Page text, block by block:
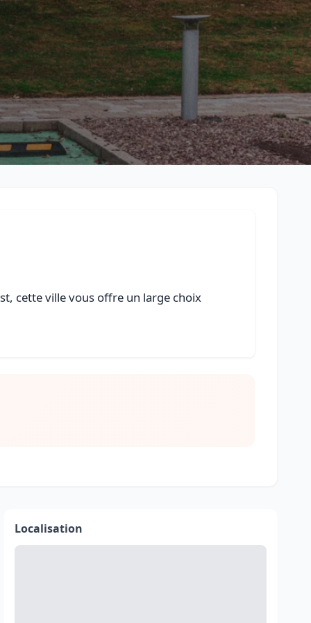
Retour à la liste des métiers
Confidentialité - Service proposé par ViteUnDevis.com-
cette ville vous offre un large choix
Localisation